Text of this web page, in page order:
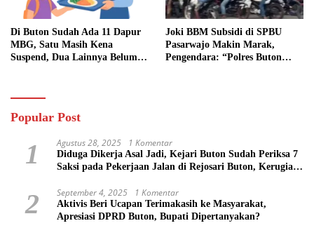
Di Buton Sudah Ada 11 Dapur
MBG, Satu Masih Kena
Suspend, Dua Lainnya Belum
Joki BBM Subsidi di SPBU
Pasarwajo Makin Marak,
Pengendara: “Polres Buton
Popular Post
1 Agustus 28, 2025 1 Komentar
Diduga Dikerja Asal Jadi, Kejari Buton Sudah Periksa 7
Saksi pada Pekerjaan Jalan di Rejosari Buton, Kerugian
2 September 4, 2025 1 Komentar
Aktivis Beri Ucapan Terimakasih ke Masyarakat,
Apresiasi DPRD Buton, Bupati Dipertanyakan?